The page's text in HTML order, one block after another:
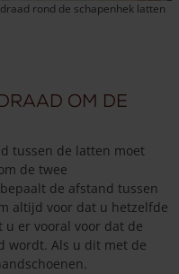
rond de schapenhek latten
om de
tussen de latten moet
de twee
de afstand tussen
altijd voor dat u hetzelfde
er vooral voor dat de
wordt. Als u dit met de